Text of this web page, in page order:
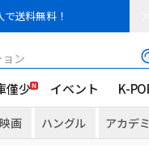
送料無料！
ン
僅少 イベント K-
映画 ハングル アカデ